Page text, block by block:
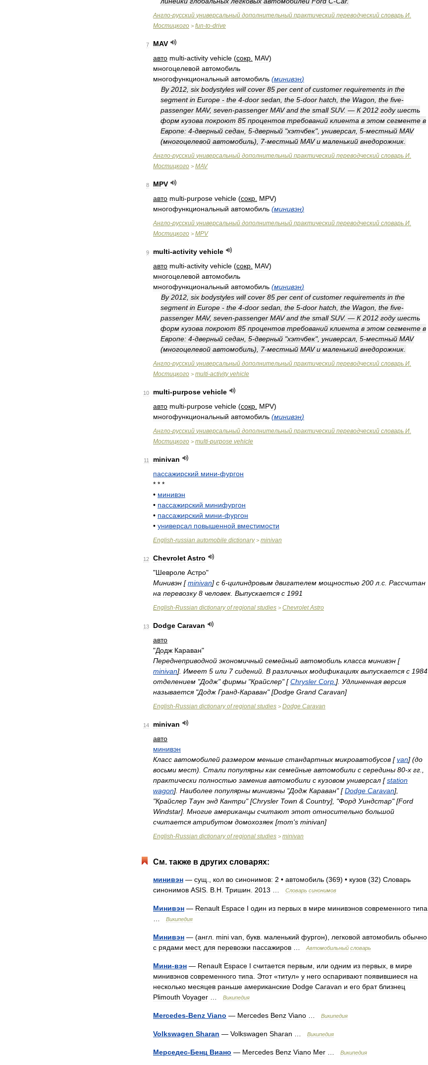
Англо-русский универсальный дополнительный практический переводческий словарь И.
Мостицкого > fun-to-drive
7
MAV
авто multi-activity vehicle (сокр MAV)
многоцелевой автомобиль
многофункциональный автомобиль (минивэн)
By 2012 six bodystyles will cover 85 per cent of customer requirements in the
segment in Europe - the 4-door sedan the 5-door hatch the Wagon the five-
passenger MAV, seven-passenger MAV and the small SUV. — К 2012 году шесть
форм кузова покроют 85 процентов требований клиента в этом сегменте в
Европе: 4-дверный седан 5-дверный "хэтчбек", универсал 5-местный MAV
(многоцелевой автомобиль), 7-местный MAV и маленький внедорожник
Англо-русский универсальный дополнительный практический переводческий словарь И.
Мостицкого > MAV
8
MPV
авто multi-purpose vehicle (сокр MPV)
многофункциональный автомобиль (минивэн)
Англо-русский универсальный дополнительный практический переводческий словарь И.
Мостицкого > MPV
9 multi-activity vehicle
авто multi-activity vehicle (сокр MAV)
многоцелевой автомобиль
многофункциональный автомобиль (минивэн)
By 2012 six bodystyles will cover 85 per cent of customer requirements in the
segment in Europe - the 4-door sedan the 5-door hatch the Wagon the five-
passenger MAV, seven-passenger MAV and the small SUV. — К 2012 году шесть
форм кузова покроют 85 процентов требований клиента в этом сегменте в
Европе: 4-дверный седан 5-дверный "хэтчбек", универсал 5-местный MAV
(многоцелевой автомобиль), 7-местный MAV и маленький внедорожник
Англо-русский универсальный дополнительный практический переводческий словарь И.
Мостицкого > multi-activity vehicle
10 multi-purpose vehicle
авто multi-purpose vehicle (сокр MPV)
многофункциональный автомобиль (минивэн)
Англо-русский универсальный дополнительный практический переводческий словарь И.
Мостицкого > multi-purpose vehicle
11
minivan
пассажирский мини-фургон
* * *
• минивэн
• пассажирский минифургон
• пассажирский мини-фургон
• универсал повышенной вместимости
English-russian automobile dictionary> minivan
12 ChevroletAstro
"Шевроле Астро"
Минивэн [minivan] с 6-цилиндровым двигателем мощностью 200 л с Рассчитан
на перевозку 8 человек Выпускается с 1991
English-Russian dictionary of regional studies > Chevrolet Astro
13 Dodge Caravan
авто
"Додж Караван"
Переднеприводной экономичный семейный автомобиль класса минивэн [
minivan]. Имеет 5 или 7 сидений В различных модификациях выпускается с 1984
отделением "Додж"фирмы "Крайслер" [Chrysler Corp ]. Удлиненная версия
называется"Додж Гранд-Караван" [Dodge Grand Caravan]
English-Russian dictionary of regional studies > Dodge Caravan
14
minivan
авто
минивэн
Класс автомобилей размером меньше стандартных микроавтобусов [van] (до
восьми мест). Стали популярны как семейные автомобили с середины 80-х гг
практически полностью заменив автомобили с кузовом универсал [station
wagon]. Наиболее популярны минивэны "Додж Караван" [Dodge Caravan],
"Крайслер Таун энд Кантри" [Chrysler Town & Country], "Форд Уиндстар" [Ford
Windstar]. Многие американцы считают этот относительно большой
считается атрибутом домохозяек [mom's minivan]
English-Russian dictionary of regional studies > minivan
См. также в других словарях:
минивэн — сущ кол во синонимов: 2 • автомобиль (369) • кузов (32) Словарь
синонимов ASIS В Н Тришин 2013 Словарь синонимов
Минивэн — Renault Espace I один из первых в мире минивэнов современного типа
Википедия
Минивэн — (англ mini van букв маленький фургон), легковой автомобиль обычно
с рядами мест, для перевозки пассажиров Автомобильный словарь
Мини-вэн — Renault Espace I считается первым или одним из первых в мире
минивэнов современного типа Этот«титул» у него оспаривают появившиеся на
несколько месяцев раньше американские Dodge Caravan и его брат близнец
Plimouth Voyager Википедия
Mercedes-Benz Viano — Mercedes Benz Viano Википедия
Volkswagen Sharan — Volkswagen Sharan Википедия
Мерседес-Бенц Виано — Mercedes Benz Viano Mer Википедия